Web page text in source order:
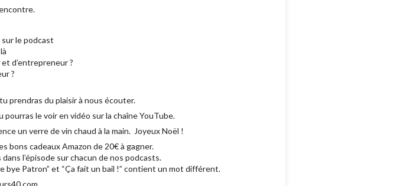
le podcast
d’entrepreneur ?
?
prendras du plaisir à nous écouter.
le voir en vidéo sur la chaîne YouTube.
un verre de vin chaud à la main. Joyeux Noël !
bons cadeaux Amazon de 20€ à gagner.
l’épisode sur chacun de nos podcasts.
bye Patron” et “Ça fait un bail !” contient un mot différent.